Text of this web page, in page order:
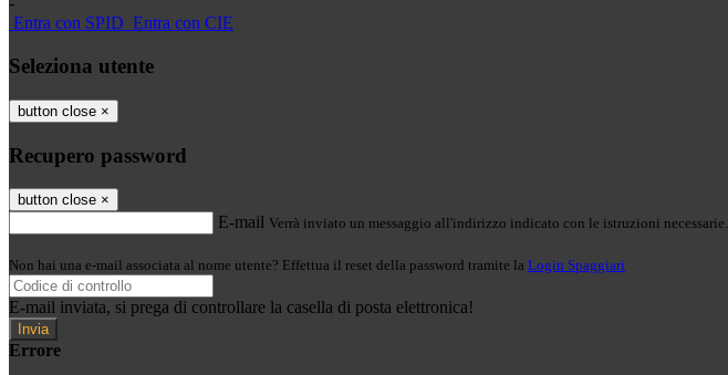
Entra con SPID Entra con CIE
Seleziona utente
button close ×
Recupero password
button close ×
E-mail Verrà inviato un messaggio all'indirizzo indicato con le istruzioni necessarie.
Non hai una e-mail associata al nome utente? Effettua il reset della password tramite la Login Spaggiari
E-mail inviata, si prega di controllare la casella di posta elettronica!
Errore